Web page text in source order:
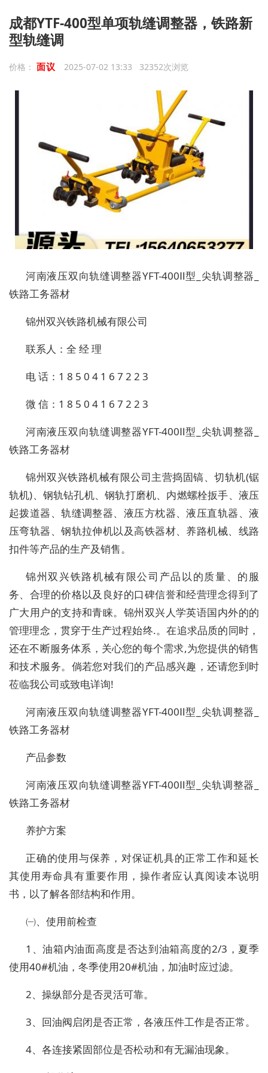
成都YTF-400型单项轨缝调整器，铁路新
型轨缝调
价格： 面议 2025-07-02 13:33 32352次浏览
河南液压双向轨缝调整器YFT-400Ⅱ型_尖轨调整器_
铁路工务器材
锦州双兴铁路机械有限公司
联系人：全 经 理
电 话：1 8 5 0 4 1 6 7 2 2 3
微 信：1 8 5 0 4 1 6 7 2 2 3
河南液压双向轨缝调整器YFT-400Ⅱ型_尖轨调整器_
铁路工务器材
锦州双兴铁路机械有限公司主营捣固镐、切轨机(锯
轨机)、钢轨钻孔机、钢轨打磨机、内燃螺栓扳手、液压
起拨道器、轨缝调整器、液压方枕器、液压直轨器、液
压弯轨器、钢轨拉伸机以及高铁器材、养路机械、线路
扣件等产品的生产及销售。
锦州双兴铁路机械有限公司产品以的质量、的服
务、合理的价格以及良好的口碑信誉和经营理念得到了
广大用户的支持和青睐。锦州双兴人学英语国内外的的
管理理念，贯穿于生产过程始终.。在追求品质的同时，
还在不断服务体系，关心您的每个需求,为您提供的销售
和技术服务。倘若您对我们的产品感兴趣，还请您到时
莅临我公司或致电详询!
河南液压双向轨缝调整器YFT-400Ⅱ型_尖轨调整器_
铁路工务器材
产品参数
河南液压双向轨缝调整器YFT-400Ⅱ型_尖轨调整器_
铁路工务器材
养护方案
正确的使用与保养，对保证机具的正常工作和延长
其使用寿命具有重要作用，操作者应认真阅读本说明
书，以了解各部结构和作用。
㈠、使用前检查
1、油箱内油面高度是否达到油箱高度的2/3，夏季
使用40#机油，冬季使用20#机油，加油时应过滤。
2、操纵部分是否灵活可靠。
3、回油阀启闭是否正常，各液压件工作是否正常。
4、各连接紧固部位是否松动和有无漏油现象。